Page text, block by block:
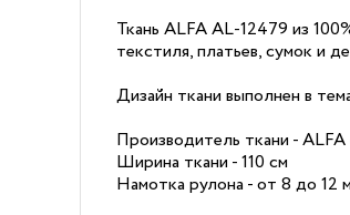
Ткань ALFA AL-12479 из
текстиля, платьев, сумок и
Дизайн ткани выполнен в
Производитель ткани -
Ширина ткани - 110 см
Намотка рулона - от 8 до 12